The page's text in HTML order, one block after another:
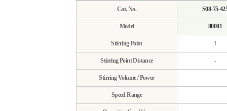
Cat. No. S08-75-
Model 80001
Stirring Point 1
Stirring Point Distance -
Stirring Volume / Power
Speed Range